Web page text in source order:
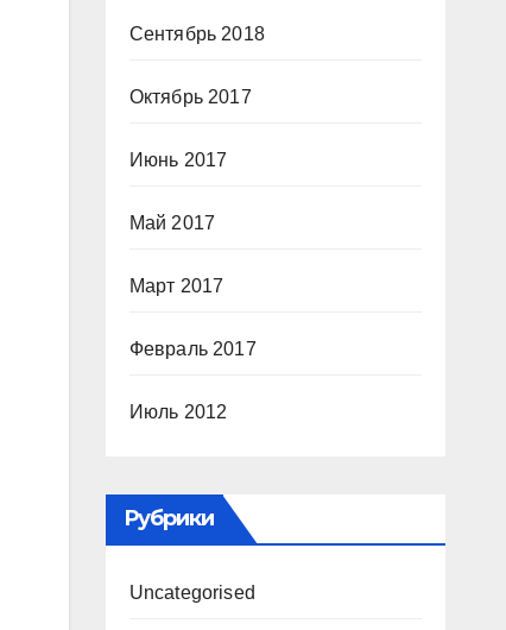
Сентябрь 2018
Октябрь 2017
Июнь 2017
Май 2017
Март 2017
Февраль 2017
Июль 2012
Рубрики
Uncategorised